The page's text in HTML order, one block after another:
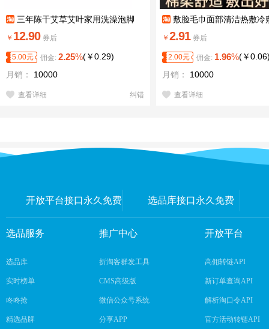
三年陈干艾草艾叶家用洗澡泡脚
￥ 12.90 券后
5.00元 佣金: 2.25%(￥0.29)
月销：
10000
查看详细 纠错
敷脸毛巾面部清洁热敷冷
容保湿面罩加厚蒸脸补水热
￥ 2.91 券后
2.00元 佣金: 1.96%(￥0.06
月销：
10000
查看详细
开放平台接口永久免费 选品库接口永久免费
选品服务
选品库
实时榜单
咚咚抢
精选品牌
推广中心
折淘客群发工具
CMS高级版
微信公众号系统
分享APP
开放平台
高佣转链API
新订单查询API
解析淘口令API
官方活动转链API